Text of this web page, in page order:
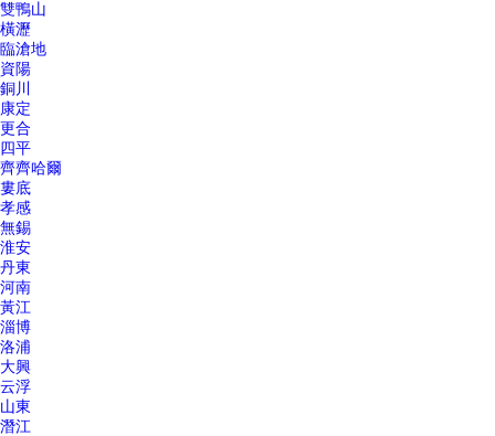
雙鴨山
橫瀝
臨滄地
資陽
銅川
康定
更合
四平
齊齊哈爾
婁底
孝感
無錫
淮安
丹東
河南
黃江
淄博
洛浦
大興
云浮
山東
潛江